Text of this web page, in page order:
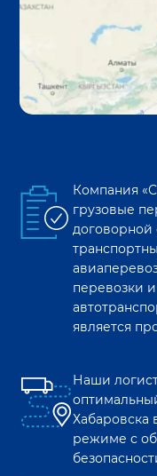
Компания
грузовые
договорной
перевозки
является
Наши
Хабаровска
режиме с